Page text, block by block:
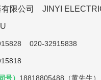
有限公司 JINYI
020-32915838
号） 18818805488（黄先生）